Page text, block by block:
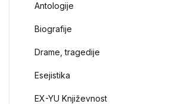
Antologije
Biografije
Drame, tragedije
Esejistika
EX-YU Književnost